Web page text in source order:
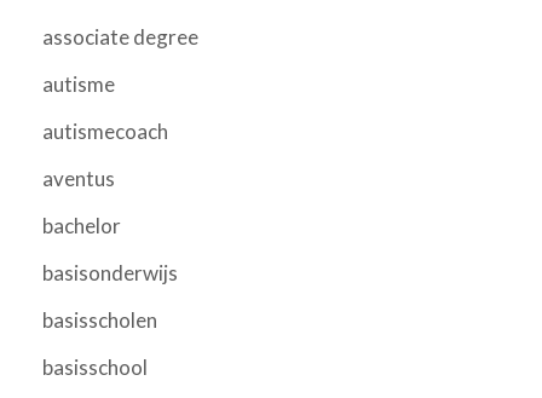
associate degree
autisme
autismecoach
aventus
bachelor
basisonderwijs
basisscholen
basisschool